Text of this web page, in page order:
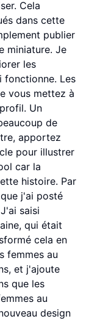
Cela
dans cette
publier
miniature. Je
les
fonctionne. Les
vous mettez à
Un
de
apportez
pour illustrer
car la
histoire. Par
j'ai posté
saisi
qui était
cela en
femmes au
et j'ajoute
que les
au
design